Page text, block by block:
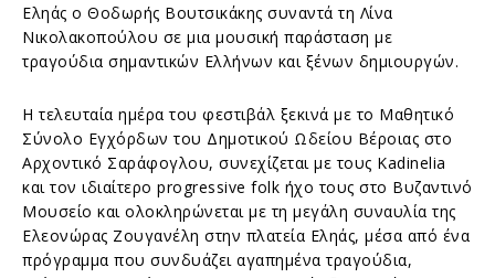
Εληάς ο Θοδωρής Βουτσικάκης συναντά τη Λίνα
Νικολακοπούλου σε μια μουσική παράσταση με
τραγούδια σημαντικών Ελλήνων και ξένων δημιουργών.
Η τελευταία ημέρα του φεστιβάλ ξεκινά με το Μαθητικό
Σύνολο Εγχόρδων του Δημοτικού Ωδείου Βέροιας στο
Αρχοντικό Σαράφογλου, συνεχίζεται με τους Kadinelia
και τον ιδιαίτερο progressive folk ήχο τους στο Βυζαντινό
Μουσείο και ολοκληρώνεται με τη μεγάλη συναυλία της
Ελεονώρας Ζουγανέλη στην πλατεία Εληάς, μέσα από ένα
πρόγραμμα που συνδυάζει αγαπημένα τραγούδια,